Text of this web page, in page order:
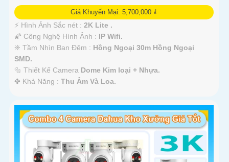
Giá Khuyến Mại: 5,700,000 ₫
️⚡ Hình Ảnh Sắc nét : 2K Lite .
🌠 Công Nghệ Hình Ảnh : IP Wifi.
❈ Tầm Nhìn Ban Đêm : Hồng Ngoại 30m Hồng Ngoại
SMD.
🔩 Thiết Kế Camera Dome Kim loại + Nhựa.
️✤ Khả Năng : Thu Âm Và Loa.